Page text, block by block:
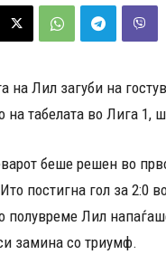
на Лил загуби на
на табелата во Лига 1,
беше решен во
Ито постигна гол за 2:0
полувреме Лил
замина со триумф.